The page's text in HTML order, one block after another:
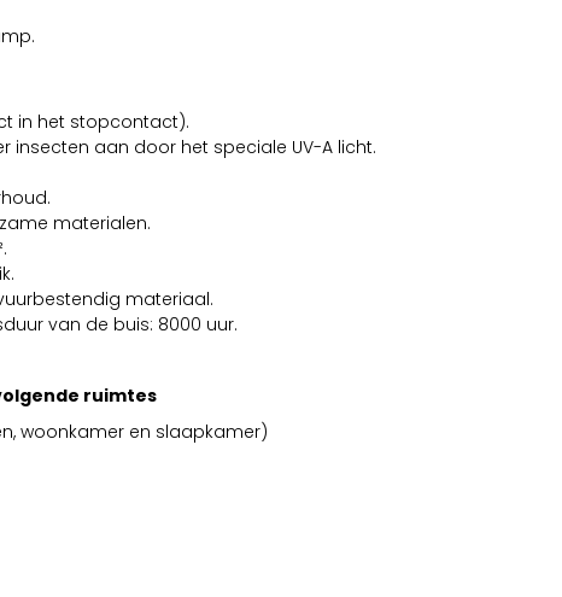
in het stopcontact).
insecten aan door het speciale UV-A licht.
materialen.
materiaal.
van de buis: 8000 uur.
ruimtes
woonkamer en slaapkamer)